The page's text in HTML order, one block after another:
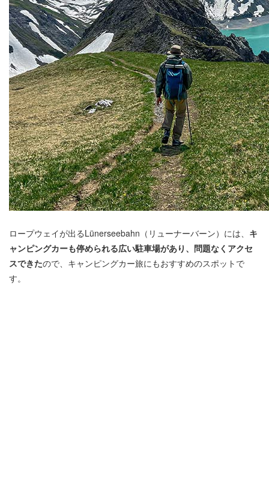
ロープウェイが出るLünerseebahn（リューナーバーン）には、 キ
ャンピングカーも停められる広い駐車場があり、問題なくアクセ
スできたので、キャンピングカー旅にもおすすめのスポットで
す。